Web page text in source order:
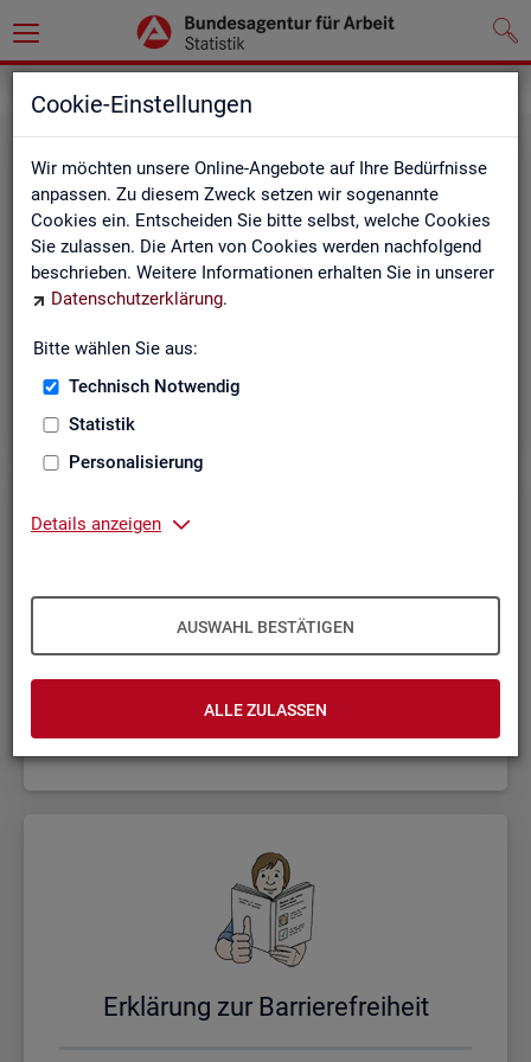
Cookie-Einstellungen
Wir möchten unsere Online-Angebote auf Ihre Bedürfnisse
anpassen. Zu diesem Zweck setzen wir sogenannte
Cookies ein. Entscheiden Sie bitte selbst, welche Cookies
Sie zulassen. Die Arten von Cookies werden nachfolgend
beschrieben. Weitere Informationen erhalten Sie in unserer
Datenschutzerklärung.
Bitte wählen Sie aus:
Technisch Notwendig
Statistik
Personalisierung
Details anzeigen
AUSWAHL BESTÄTIGEN
ALLE ZULASSEN
Er­klä­rung zur Bar­rie­re­frei­heit